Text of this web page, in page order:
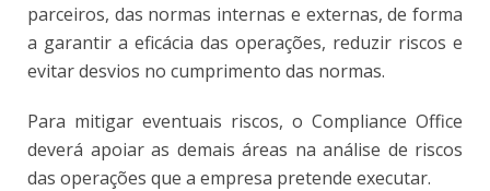
parceiros, das normas internas e externas, de forma
a garantir a eficácia das operações, reduzir riscos e
evitar desvios no cumprimento das normas.
Para mitigar eventuais riscos, o Compliance Office
deverá apoiar as demais áreas na análise de riscos
das operações que a empresa pretende executar.